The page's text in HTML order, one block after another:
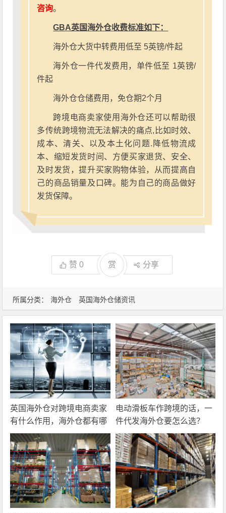
所属分类： 海外仓 英国海外仓储资讯
咨询。
GBA英国海外仓收费标准如下：
海外仓大货中转费用低至 5英镑/件起
海外仓一件代发费用，单件低至 1英镑/
件起
海外仓仓储费用，免仓期2个月
跨境电商卖家使用海外仓还可以帮助很
多传统跨境物流无法解决的痛点,比如时效、
成本、清关、以及本土化问题.降低物流成
本、缩短发货时间、方便买家退货、安全、
及时发货，提升买家购物体验，从而提高自
己的商品销量及口碑。能为自己的商品做好
发货保障。
赞0 赏 分享
英国海外仓对跨境电商卖家
有什么作用，海外仓都有哪
些核心服务？
电动滑板车作跨境的话，一
件代发海外仓要怎么选？